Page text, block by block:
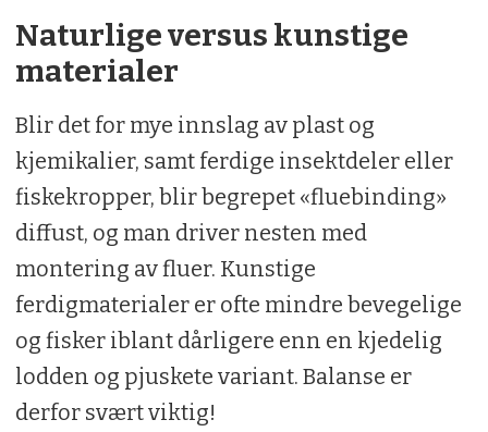
Naturlige versus kunstige
materialer
Blir det for mye innslag av plast og
kjemikalier, samt ferdige insektdeler eller
fiskekropper, blir begrepet «fluebinding»
diffust, og man driver nesten med
montering av fluer. Kunstige
ferdigmaterialer er ofte mindre bevegelige
og fisker iblant dårligere enn en kjedelig
lodden og pjuskete variant. Balanse er
derfor svært viktig!